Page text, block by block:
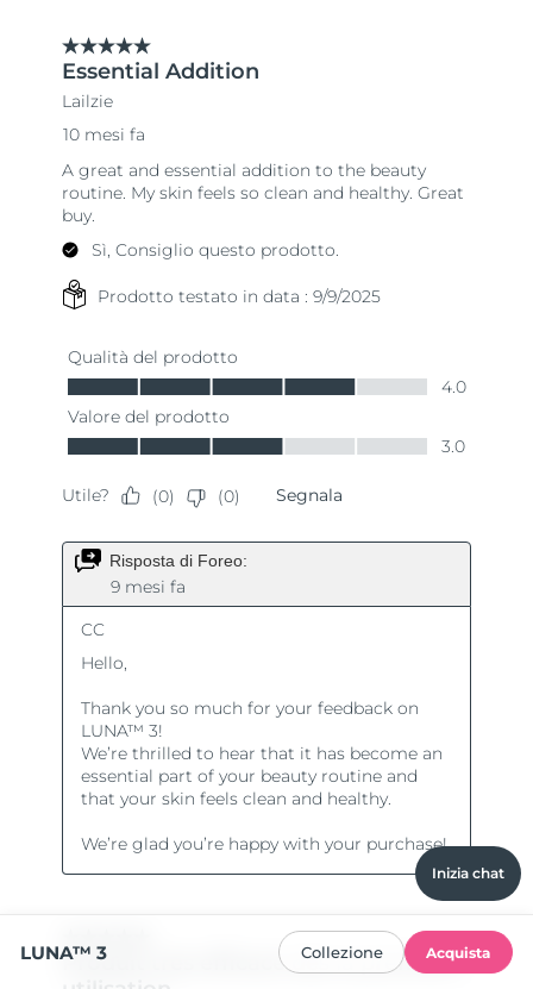
Inizia chat
LUNA™ 3 Collezione Acquista